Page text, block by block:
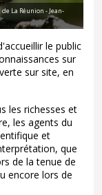
La Réunion - Jean-
le public
sur
sur site, en
les richesses et
les agents du
et
que
de la tenue de
encore lors de